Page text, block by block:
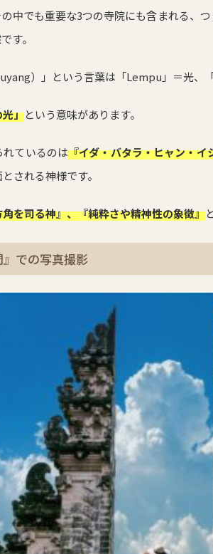
中でも重要な3つの寺院にも含まれる、
す。
）」という言葉は「Lempu」＝光、
光」という意味があります。
ているのは『イダ・バタラ・ヒャン・イ
される神様です。
を司る神』、『純粋さや精神性の象徴』
での写真撮影